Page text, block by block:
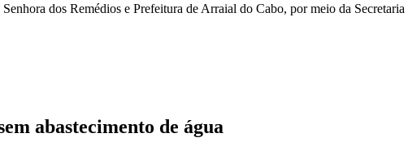
dos Remédios e Prefeitura de Arraial do Cabo, por meio da
abastecimento de água